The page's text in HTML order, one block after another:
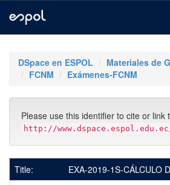
navigationDSpace en ESPOL
Materiales de
FCNM
Exámenes-FCNM
Please use this identifier to cite or link
http://
Title:
EXA-2019-1S-CÁLCULO